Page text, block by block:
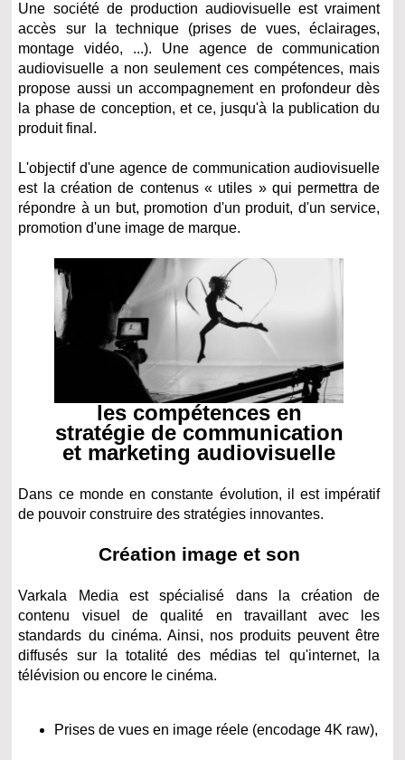
Une société de production audiovisuelle est vraiment
accès sur la technique (prises de vues, éclairages,
montage vidéo, ...). Une agence de communication
audiovisuelle a non seulement ces compétences, mais
propose aussi un accompagnement en profondeur dès
la phase de conception, et ce, jusqu'à la publication du
produit final.
L'objectif d'une agence de communication audiovisuelle
est la création de contenus « utiles » qui permettra de
répondre à un but, promotion d'un produit, d'un service,
promotion d'une image de marque.
les compétences en
stratégie de communication
et marketing audiovisuelle
Dans ce monde en constante évolution, il est impératif
de pouvoir construire des stratégies innovantes.
Création image et son
Varkala Media est spécialisé dans la création de
contenu visuel de qualité en travaillant avec les
standards du cinéma. Ainsi, nos produits peuvent être
diffusés sur la totalité des médias tel qu'internet, la
télévision ou encore le cinéma.
Prises de vues en image réele (encodage 4K raw),